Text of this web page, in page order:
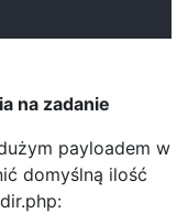
na zadanie
payloadem w
domyślną ilość